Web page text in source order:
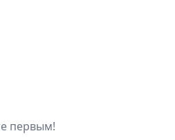
первым!